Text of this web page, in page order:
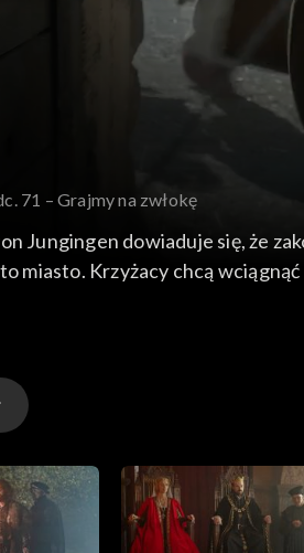
71 – Grajmy na zwłokę
dowiaduje się, że
miasto. Krzyżacy chcą
Annę, aby król porozumiał się
także Dypold. Mścisław